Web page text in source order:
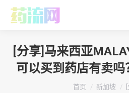
[分享]马来西亚
可以买到药店有卖
你在这里：
首页 新加坡